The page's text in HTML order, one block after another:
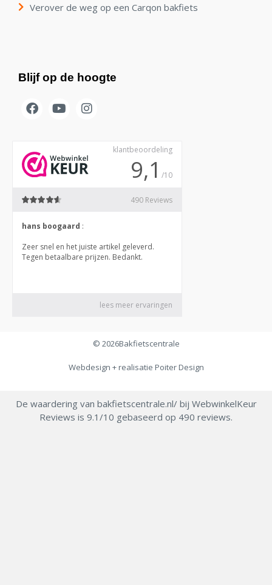
Verover de weg op een Carqon bakfiets
Blijf op de hoogte
© 2026Bakfietscentrale
Webdesign + realisatie Poiter Design
De waardering van bakfietscentrale.nl/ bij WebwinkelKeur
Reviews is 9.1/10 gebaseerd op 490 reviews.